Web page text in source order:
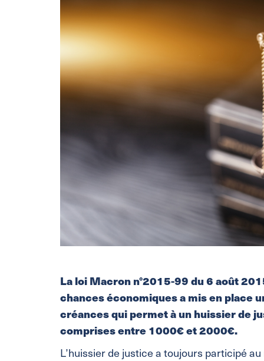
La loi Macron n°2015-99 du 6 août
chances économiques a mis en place
créances qui permet à un huissier de
comprises entre 1000€ et 2000€.
L’huissier de justice a toujours participé